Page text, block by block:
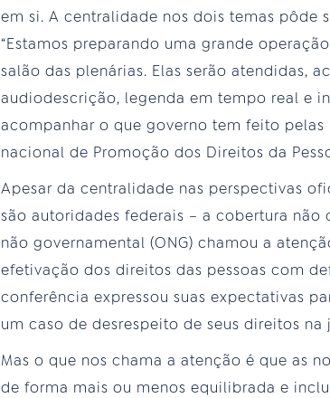
em si. A centralidade nos dois temas pôde
“Estamos preparando uma grande
salão das plenárias. Elas serão atendidas,
audiodescrição, legenda em tempo real e
acompanhar o que governo tem feito pelas
nacional de Promoção dos Direitos da
Apesar da centralidade nas perspectivas
são autoridades federais – a cobertura
não governamental (ONG) chamou a
efetivação dos direitos das pessoas com
conferência expressou suas expectativas
um caso de desrespeito de seus direitos
Mas o que nos chama a atenção é que as
de forma mais ou menos equilibrada e